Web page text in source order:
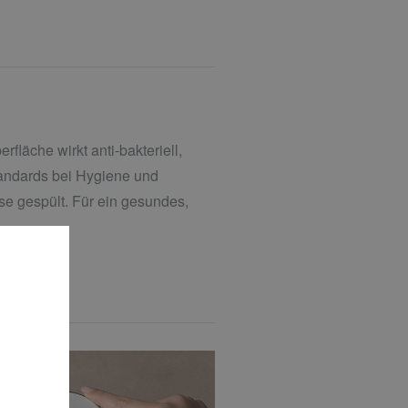
wirkt anti-bakteriell,
bei Hygiene und
gespült. Für ein gesundes,